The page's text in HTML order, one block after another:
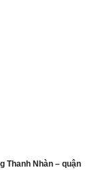
Thanh Nhàn – quận